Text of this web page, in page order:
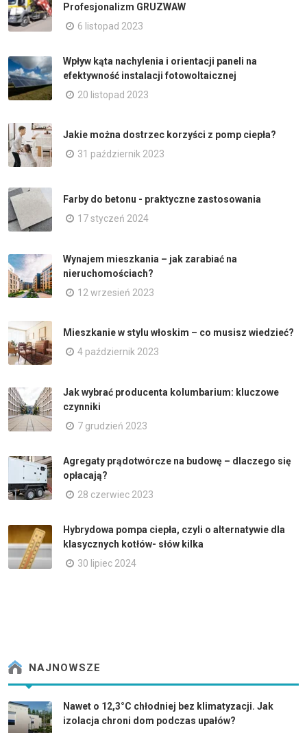
Profesjonalizm GRUZWAW
6 listopad 2023
Wpływ kąta nachylenia i orientacji paneli na
efektywność instalacji fotowoltaicznej
20 listopad 2023
Jakie można dostrzec korzyści z pomp ciepła?
31 październik 2023
Farby do betonu - praktyczne zastosowania
17 styczeń 2024
Wynajem mieszkania – jak zarabiać na
nieruchomościach?
12 wrzesień 2023
Mieszkanie w stylu włoskim – co musisz wiedzieć?
4 październik 2023
Jak wybrać producenta kolumbarium: kluczowe
czynniki
7 grudzień 2023
Agregaty prądotwórcze na budowę – dlaczego się
opłacają?
28 czerwiec 2023
Hybrydowa pompa ciepła, czyli o alternatywie dla
klasycznych kotłów- słów kilka
30 lipiec 2024
NAJNOWSZE
Nawet o 12,3°C chłodniej bez klimatyzacji. Jak
izolacja chroni dom podczas upałów?